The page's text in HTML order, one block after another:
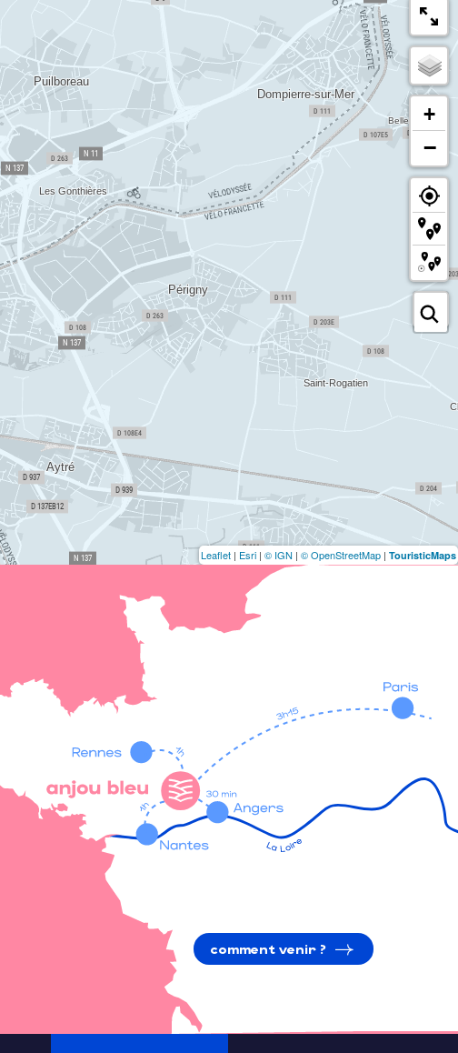
+
−
Leaflet | Esri | © IGN | © OpenStreetMap | TouristicMaps
comment venir ?